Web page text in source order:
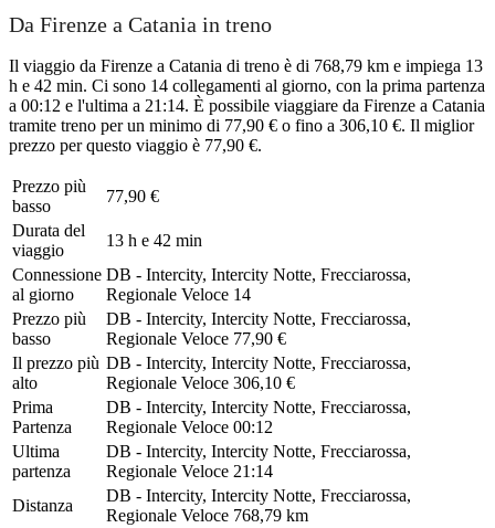
Da Firenze a Catania in treno
Il viaggio da Firenze a Catania di treno è di 768,79 km e impiega 13
h e 42 min. Ci sono 14 collegamenti al giorno, con la prima partenza
a 00:12 e l'ultima a 21:14. È possibile viaggiare da Firenze a Catania
tramite treno per un minimo di 77,90 € o fino a 306,10 €. Il miglior
prezzo per questo viaggio è 77,90 €.
Prezzo più
basso
77,90 €
Durata del
viaggio
13 h e 42 min
Connessione
al giorno
DB - Intercity, Intercity Notte, Frecciarossa,
Regionale Veloce 14
Prezzo più
basso
DB - Intercity, Intercity Notte, Frecciarossa,
Regionale Veloce 77,90 €
Il prezzo più
alto
DB - Intercity, Intercity Notte, Frecciarossa,
Regionale Veloce 306,10 €
Prima
Partenza
DB - Intercity, Intercity Notte, Frecciarossa,
Regionale Veloce 00:12
Ultima
partenza
DB - Intercity, Intercity Notte, Frecciarossa,
Regionale Veloce 21:14
Distanza
DB - Intercity, Intercity Notte, Frecciarossa,
Regionale Veloce 768,79 km